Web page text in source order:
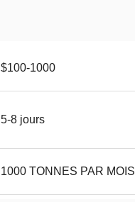
$100-1000
5-8 jours
1000 TONNES PAR MOIS